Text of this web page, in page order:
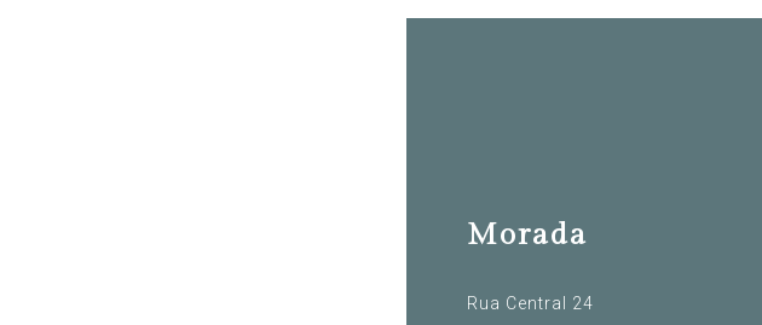
Morada
Rua Central 24